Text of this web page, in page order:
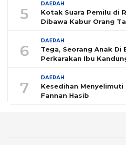
5
DAERAH
Kotak Suara Pemilu di
Dibawa Kabur Orang
6
DAERAH
Tega, Seorang Anak Di
Perkarakan Ibu
7
DAERAH
Kesedihan Menyelimuti
Fannan Hasib